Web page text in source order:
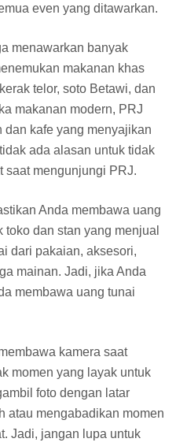
even yang ditawarkan.
menawarkan banyak
makanan khas
telor, soto Betawi, dan
makanan modern, PRJ
kafe yang menyajikan
ada alasan untuk tidak
saat mengunjungi PRJ.
Anda membawa uang
dan stan yang menjual
dari pakaian, aksesori,
mainan. Jadi, jika Anda
membawa uang tunai
kamera saat
momen yang layak untuk
foto dengan latar
atau mengabadikan momen
Jadi, jangan lupa untuk